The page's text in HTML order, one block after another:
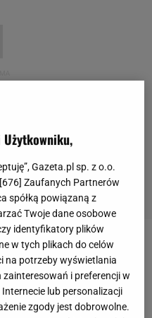
sobie mistrzostwo
w Der Klassikerze z
wlidzenie
zBayernem, nie
Gazeta.pl sp. z o.o.
676] Zaufanych Partnerów
spółką powiązaną z
Twoje dane osobowe
identyfikatory plików
w tych plikach do celów
na potrzeby wyświetlania
i preferencji w
lub personalizacji
zgody jest dobrowolne.